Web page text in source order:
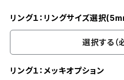
リング１：リングサイズ選択
選択する（
リング１：メッキオプション